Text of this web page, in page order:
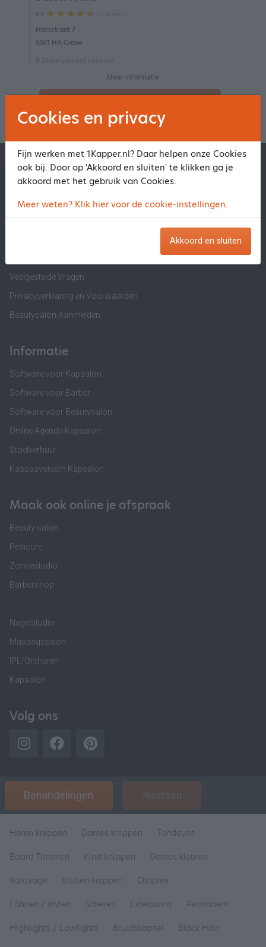
9.5
Hamstraat 7
5361 HA Grave
Meer informatie
1Kapper.nl 1BeautyAfspraak.nl
1Kapper.nl
Over ons
Veelgestelde Vragen
Privacyverklaring en Voorwaarden
Beautysalon Aanmelden
Informatie
Software voor Kapsalon
Software voor Barber
Software voor Beautysalon
Online Agenda Kapsalon
Stoelverhuur
Kassasysteem Kapsalon
Maak ook online je afspraak
Beauty salon
Pedicure
Zonnestudio
Barbershop
Nagelstudio
Massagesalon
IPL/Ontharen
Kapsalon
Volg ons
Behandelingen Plaatsen
Heren knippen Dames knippen
Tondeuse
Baard Trimmen
Kind knippen
Dames kleuren
Balayage
Krullen knippen
Olaplex
Föhnen / stylen
Scheren Extensions
Permanent
Highlights / Lowlights
Bruidskapsel
Black Hair
Cookies en privacy
Fijn werken met 1Kapper.nl? Daar helpen onze Cookies
ook bij. Door op 'Akkoord en sluiten' te klikken ga je
akkoord met het gebruik van Cookies.
Meer weten? Klik hier voor de cookie-instellingen.
Akkoord en sluiten